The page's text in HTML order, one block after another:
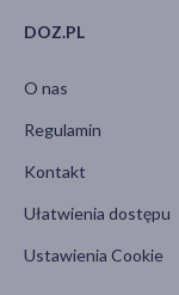
DOZ.PL
O nas
Regulamin
Kontakt
Ułatwienia dostępu
Ustawienia Cookie